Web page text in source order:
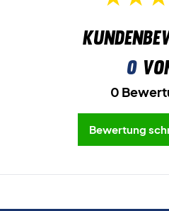
0
0
Bewertung